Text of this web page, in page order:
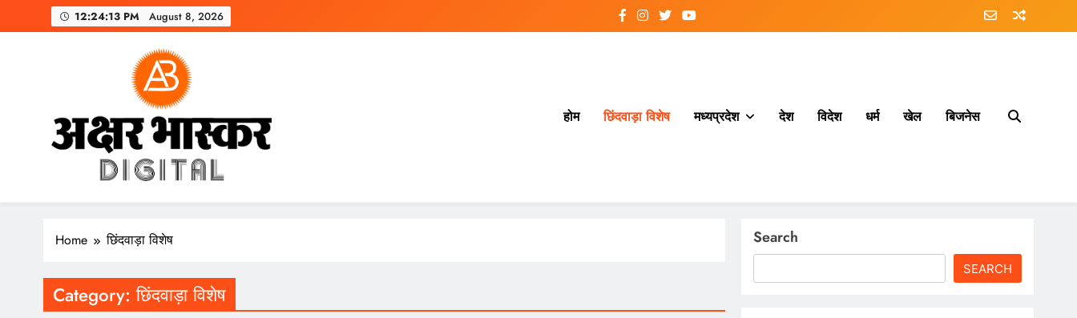
to
12:24:14 PM August 8, 2026
अक्षर भास्कर
डिजिटल
होम छिंदवाड़ा विशेष मध्यप्रदेश देश विदेश धर्म खेल बिजनेस
Home छिंदवाड़ा विशेष
Category:छिंदवाड़ा विशेष
Search
SEARCH